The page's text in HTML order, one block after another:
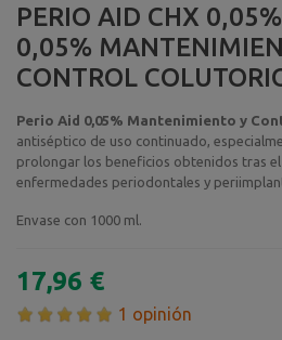
PERIO AID CHX
0,05%
CONTROL
Perio Aid 0,05% Mantenimiento y
antiséptico de uso continuado,
prolongar los beneficios obtenidos tras
enfermedades periodontales y
Envase con 1000 ml.
17,96 €
1 opinión